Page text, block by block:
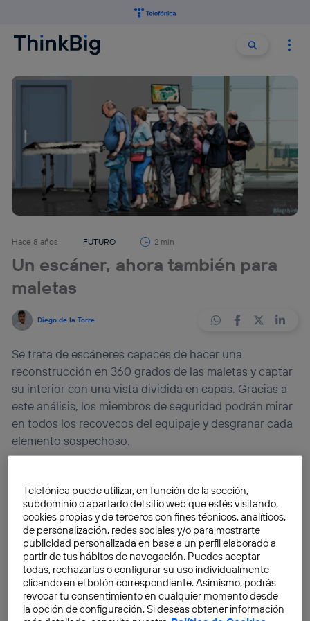
Buscar
Hace 8 años FUTURO 2 min
Un escáner, ahora también para
maletas
Diego de la Torre
Se trata de escáneres capaces de hacer una
reconstrucción en 360 grados de las maletas y captar
su interior con una vista dividida en capas. Gracias a
este análisis, los miembros de seguridad podrán mirar
en todos los recovecos del equipaje y desgranar cada
elemento sospechoso.
desgracia, hemos vivido varios atentados terroristas
en estas instalaciones en los últimos años. El más
grave fue en verano de 2016 enEstambul, varias
explosiones dejaron decenas de muertos y cientos de
heridos en elAeropuerto Internacional Atatürk
estos tristes sucesos en el recuerdo, loscontroles de
seguridadhan ido mejorando hasta convertirse en un
muro infranqueable que detecta cualquier objeto que
Telefónica puede utilizar, en función de la sección,
subdominio o apartado del sitio web que estés visitando,
cookies propias y de terceros con fines técnicos, analíticos,
de personalización, redes sociales y/o para mostrarte
publicidad personalizada en base a un perfil elaborado a
partir de tus hábitos de navegación. Puedes aceptar
todas, rechazarlas o configurar su uso individualmente
clicando en el botón correspondiente. Asimismo, podrás
revocar tu consentimiento en cualquier momento desde
la opción de configuración. Si deseas obtener información